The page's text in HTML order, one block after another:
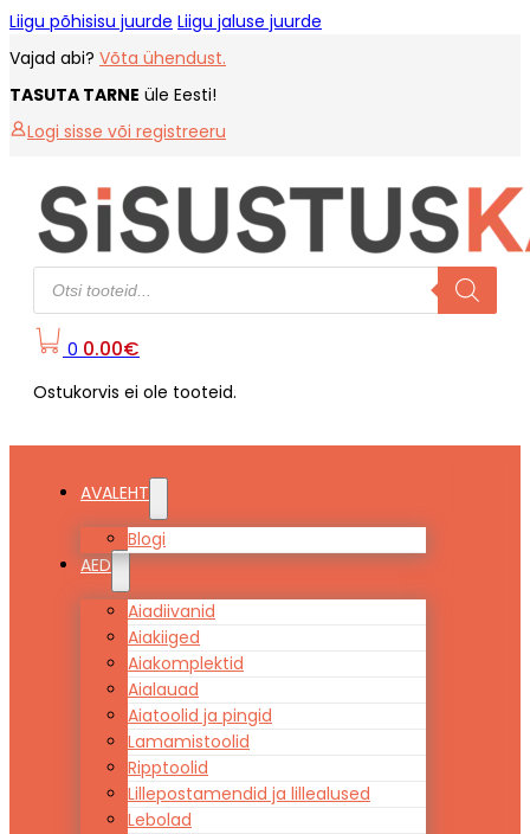
Liigu põhisisu juurde Liigu jaluse juurde
Vajad abi? Võta ühendust.
TASUTA TARNE üle Eesti!
Logi sisse või registreeru
Products
search
0 0.00€
Ostukorvis ei ole tooteid.
AVALEHT
Blogi
AED
Aiadiivanid
Aiakiiged
Aiakomplektid
Aialauad
Aiatoolid ja pingid
Lamamistoolid
Ripptoolid
Lillepostamendid ja lillealused
Lebolad